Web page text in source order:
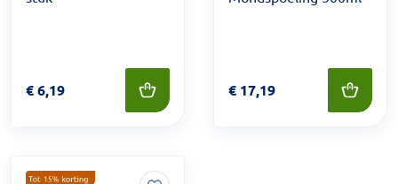
Prijs: € 6,19
€6,19 Prijs: € 17,19
€ 17,19